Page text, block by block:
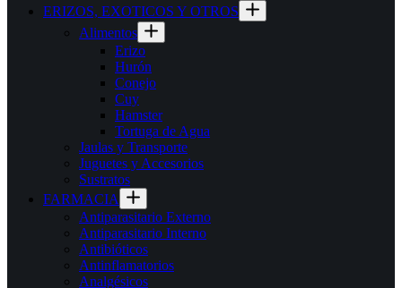
ERIZOS, EXOTICOS Y OTROS
Alimentos
Erizo
Hurón
Conejo
Cuy
Hamster
Tortuga de Agua
Jaulas y Transporte
Juguetes y Accesorios
Sustratos
FARMACIA
Antiparasitario Externo
Antiparasitario Interno
Antibióticos
Antinflamatorios
Analgésicos